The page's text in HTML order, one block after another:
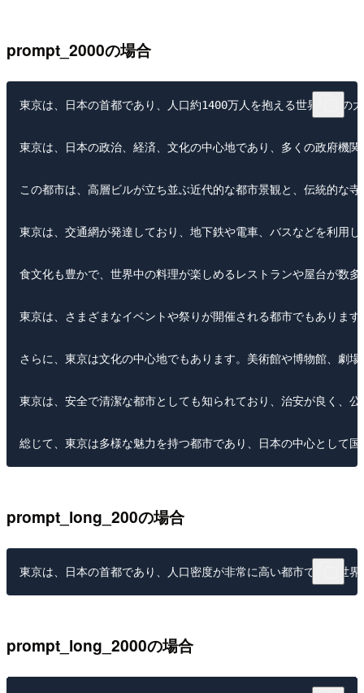
prompt_2000の場合
東京は、日本の首都であり、人口約1400万人を抱える世界有数の
東京は、日本の政治、経済、文化の中心地であり、多くの政府機
この都市は、高層ビルが立ち並ぶ近代的な都市景観と、伝統的な
東京は、交通網が発達しており、地下鉄や電車、バスなどを利用
食文化も豊かで、世界中の料理が楽しめるレストランや屋台が数
東京は、さまざまなイベントや祭りが開催される都市でもありま
さらに、東京は文化の中心地でもあります。美術館や博物館、劇
東京は、安全で清潔な都市としても知られており、治安が良く、
prompt_long_200の場合
prompt_long_2000の場合